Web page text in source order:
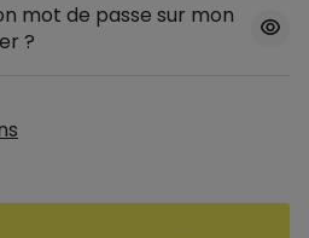
mot de passe sur mon
?